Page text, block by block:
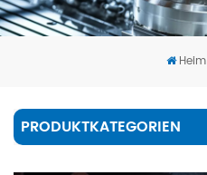
Heim
PRODUKTKATEGORIEN